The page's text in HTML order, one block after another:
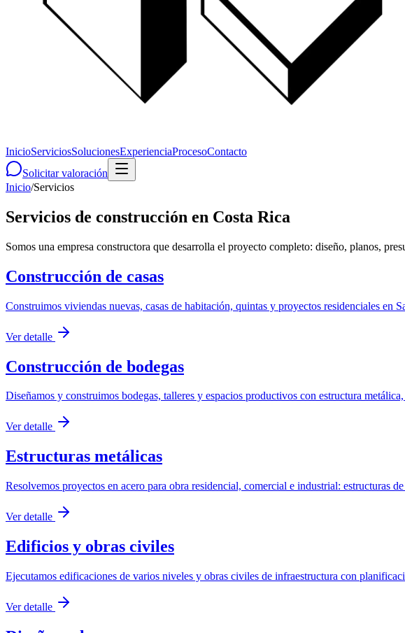
InicioServiciosSolucionesExperienciaProcesoContacto
Solicitar valoración
Inicio/Servicios
Servicios de construcción en Costa Rica
Somos una empresa constructora que desarrolla el proyecto completo: diseño, planos,
Construcción de casas
Construimos viviendas nuevas, casas de habitación, quintas y proyectos residenciales en
Ver detalle
Construcción de bodegas
Diseñamos y construimos bodegas, talleres y espacios productivos con estructura
Ver detalle
Estructuras metálicas
Resolvemos proyectos en acero para obra residencial, comercial e industrial: estructuras
Ver detalle
Edificios y obras civiles
Ejecutamos edificaciones de varios niveles y obras civiles de infraestructura con
Ver detalle